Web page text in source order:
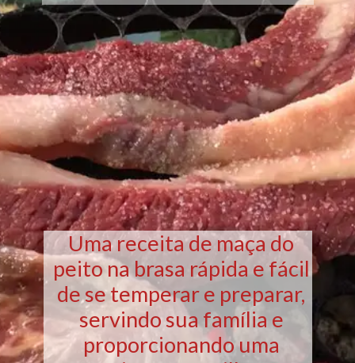
Uma receita de maça do
peito na brasa rápida e fácil
de se temperar e preparar,
servindo sua família e
proporcionando uma